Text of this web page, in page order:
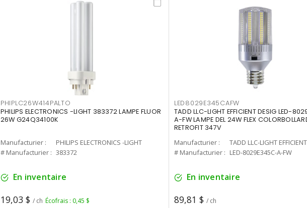
PHIPLC26W414PALTO
PHILIPS ELECTRONICS -LIGHT 383372 LAMPE FLUOR
26W G24Q34100K
Manufacturier :
PHILIPS ELECTRONICS -LIGHT
# Manufacturier : 383372
En inventaire
19,03 $ / ch Écofrais : 0,45 $
LED8029E345CAFW
TADD LLC-LIGHT EFFICIENT DESIG LED-
A-FW LAMPE DEL 24W FLEX
RETROFIT 347V
Manufacturier :
TADD LLC-LIGHT
# Manufacturier : LED-8029E345C-A-FW
En inventaire
89,81 $ / ch